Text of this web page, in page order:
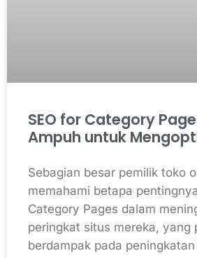
SEO for Category
Ampuh untuk
Sebagian besar pemilik toko
memahami betapa
Category Pages dalam
peringkat situs mereka, yang
berdampak pada